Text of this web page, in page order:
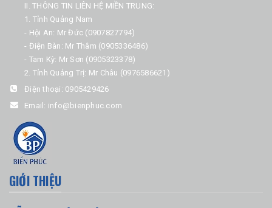
II. THÔNG TIN LIÊN HỆ MIỀN TRUNG:
1. Tỉnh Quảng Nam
- Hội An: Mr Đức (0907827794)
- Điện Bàn: Mr Thâm (0905336486)
- Tam Kỳ: Mr Sơn (0905323378)
2. Tỉnh Quảng Trị: Mr Châu (0976586621)
Điện thoại: 0905429426
Email: info@bienphuc.com
GIỚI THIỆU